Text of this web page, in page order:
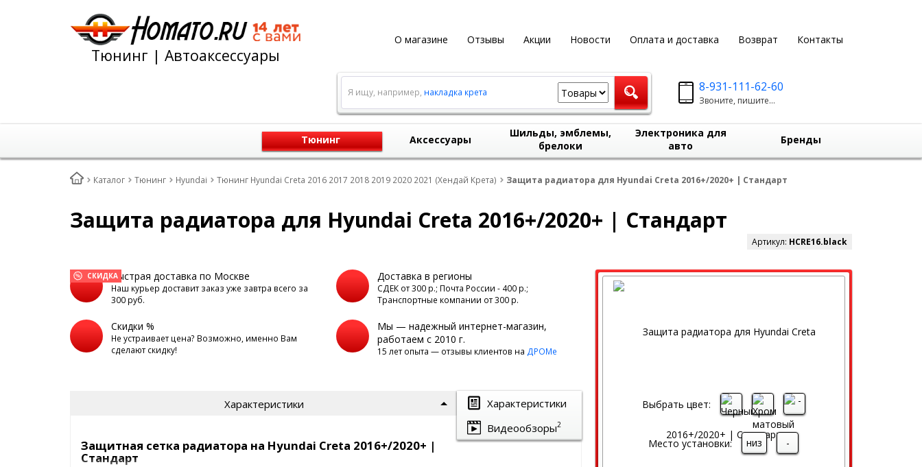
О магазине Отзывы Акции Новости Оплата и доставка Возврат Контакты
Тюнинг | Автоаксессуары
8-931-111-62-60
Звоните, пишите...
Я ищу, например, накладка крета
Тюнинг Аксессуары
Шильды, эмблемы,
брелоки
Электроника для
авто
Бренды
Каталог Тюнинг Hyundai Тюнинг Hyundai Creta 2016 2017 2018 2019 2020 2021 (Хендай Крета) Защита радиатора для Hyundai Creta 2016+/2020+ | Стандарт
Защита радиатора для Hyundai Creta 2016+/2020+ | Стандарт
Артикул: HCRE16.black
СКИДКА
Выбрать цвет:
Место установки: низ -
Быстрая доставка по Москве
Наш курьер доставит заказ уже завтра всего за
300 руб.
Доставка в регионы
СДЕК от 300 р.; Почта России - 400 р.;
Транспортные компании от 300 р.
Скидки %
Не устраивает цена? Возможно, именно Вам
сделают скидку!
Мы — надежный интернет-магазин,
работаем с 2010 г.
15 лет опыта — отзывы клиентов на ДРОМе
Характеристики
Видеообзоры2
Характеристики
Защитная сетка радиатора на Hyundai Creta 2016+/2020+ |
Стандарт